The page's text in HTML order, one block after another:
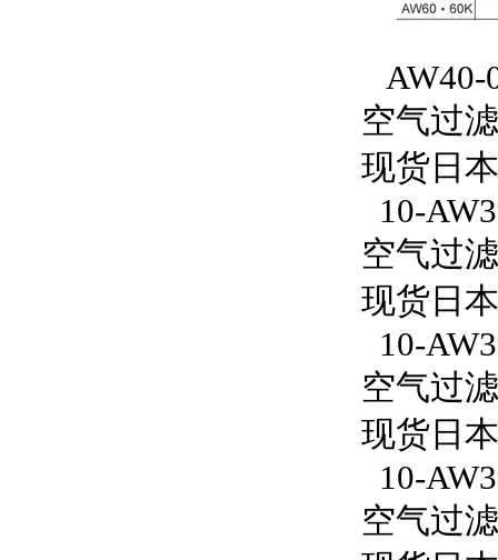
AW40-
空气过
现货日
10-
空气过
现货日
10-
空气过
现货日
10-
空气过